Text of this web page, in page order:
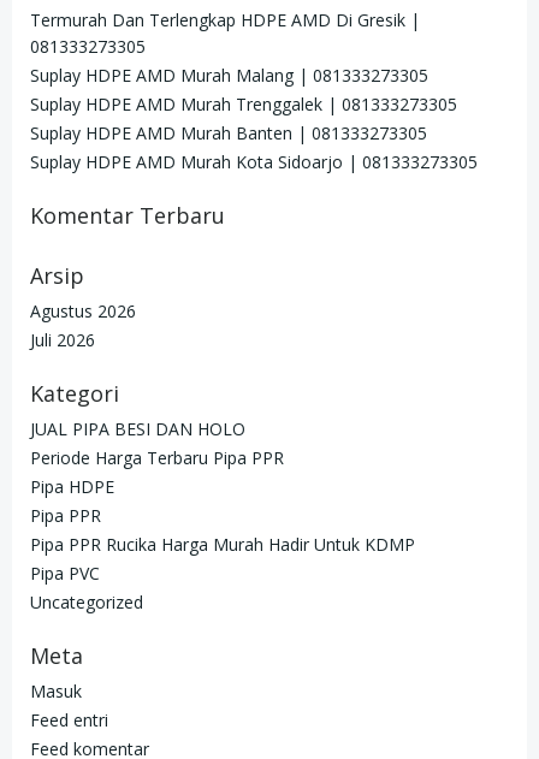
Termurah Dan Terlengkap HDPE AMD Di Gresik |
081333273305
Suplay HDPE AMD Murah Malang | 081333273305
Suplay HDPE AMD Murah Trenggalek | 081333273305
Suplay HDPE AMD Murah Banten | 081333273305
Suplay HDPE AMD Murah Kota Sidoarjo | 081333273305
Komentar Terbaru
Arsip
Agustus 2026
Juli 2026
Kategori
JUAL PIPA BESI DAN HOLO
Periode Harga Terbaru Pipa PPR
Pipa HDPE
Pipa PPR
Pipa PPR Rucika Harga Murah Hadir Untuk KDMP
Pipa PVC
Uncategorized
Meta
Masuk
Feed entri
Feed komentar